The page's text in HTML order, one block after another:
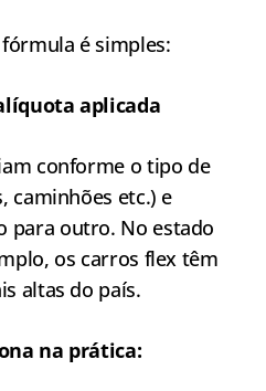
é simples:
aplicada
conforme o tipo de
caminhões etc.) e
para outro. No estado
os carros flex têm
altas do país.
na prática: